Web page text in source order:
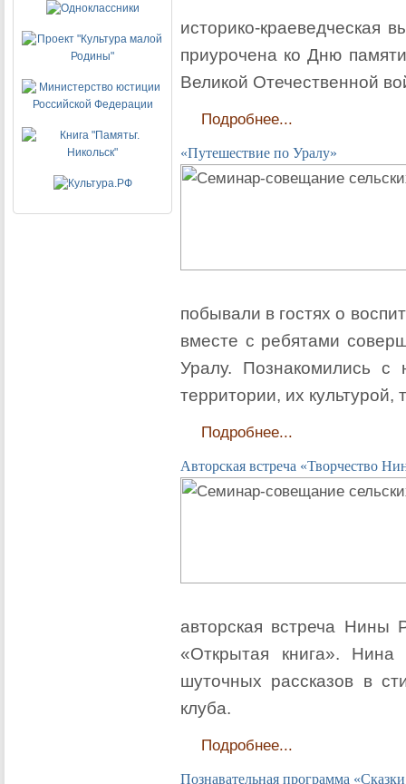
историко-краеведческая
приурочена ко Дню
Великой Отечественной
Подробнее...
«Путешествие по Уралу»
побывали в гостях о
вместе с ребятами
Уралу. Познакомились
территории, их
Подробнее...
Авторская встреча «Творчество
авторская встреча Нины
«Открытая книга».
шуточных рассказов в
клуба.
Подробнее...
Познавательная программа